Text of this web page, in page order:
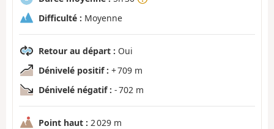
Difficulté : Moyenne
Retour au départ : Oui
Dénivelé positif : + 709 m
Dénivelé négatif : - 702 m
Point haut : 2 029 m